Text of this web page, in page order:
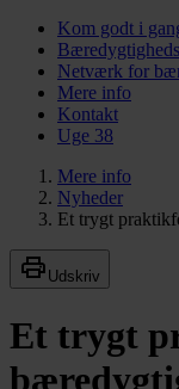
Kom godt i
Netværk for
Mere info
Kontakt
Uge 38
Mere info
Nyheder
Et trygt
Udskriv
Et trygt